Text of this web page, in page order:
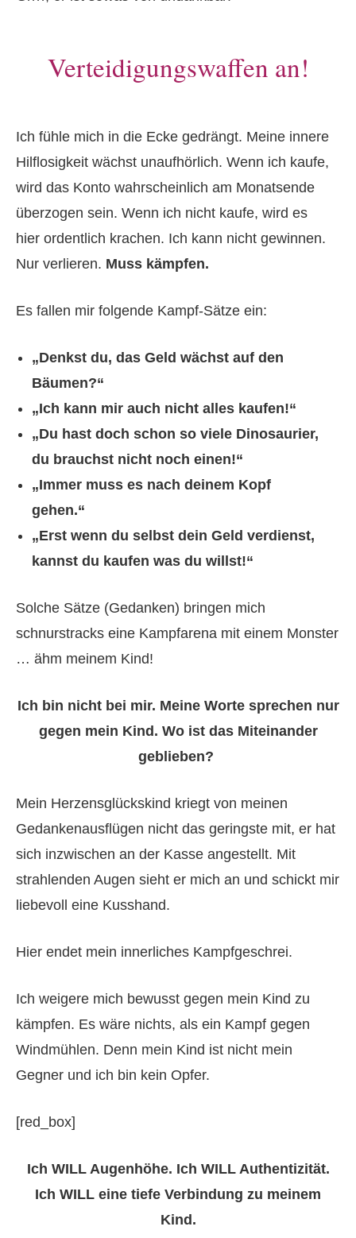
Verteidigungswaffen an!
Ich fühle mich in die Ecke gedrängt. Meine innere
Hilflosigkeit wächst unaufhörlich. Wenn ich kaufe,
wird das Konto wahrscheinlich am Monatsende
überzogen sein. Wenn ich nicht kaufe, wird es
hier ordentlich krachen. Ich kann nicht gewinnen.
Nur verlieren. Muss kämpfen.
Es fallen mir folgende Kampf-Sätze ein:
„Denkst du, das Geld wächst auf den
Bäumen?“
„Ich kann mir auch nicht alles kaufen!“
„Du hast doch schon so viele Dinosaurier,
du brauchst nicht noch einen!“
„Immer muss es nach deinem Kopf
gehen.“
„Erst wenn du selbst dein Geld verdienst,
kannst du kaufen was du willst!“
Solche Sätze (Gedanken) bringen mich
schnurstracks eine Kampfarena mit einem Monster
… ähm meinem Kind!
Ich bin nicht bei mir. Meine Worte sprechen nur
gegen mein Kind. Wo ist das Miteinander
geblieben?
Mein Herzensglückskind kriegt von meinen
Gedankenausflügen nicht das geringste mit, er hat
sich inzwischen an der Kasse angestellt. Mit
strahlenden Augen sieht er mich an und schickt mir
liebevoll eine Kusshand.
Hier endet mein innerliches Kampfgeschrei.
Ich weigere mich bewusst gegen mein Kind zu
kämpfen. Es wäre nichts, als ein Kampf gegen
Windmühlen. Denn mein Kind ist nicht mein
Gegner und ich bin kein Opfer.
[red_box]
Ich WILL Augenhöhe. Ich WILL Authentizität.
Ich WILL eine tiefe Verbindung zu meinem
Kind.